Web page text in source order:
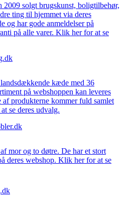
solgt brugskunst, boligtilbehør,
ting til hjemmet via deres
og har gode anmeldelser på
på alle varer. Klik her for at se
kæde med 36
på webshoppen kan leveres
produkterne kommer fuld samlet
se deres udvalg.
mor og to døtre. De har et stort
deres webshop. Klik her for at se